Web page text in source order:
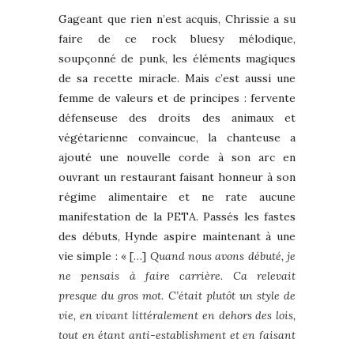
Gageant que rien n’est acquis, Chrissie a su
faire de ce rock bluesy mélodique,
soupçonné de punk, les éléments magiques
de sa recette miracle. Mais c’est aussi une
femme de valeurs et de principes : fervente
défenseuse des droits des animaux et
végétarienne convaincue, la chanteuse a
ajouté une nouvelle corde à son arc en
ouvrant un restaurant faisant honneur à son
régime alimentaire et ne rate aucune
manifestation de la PETA. Passés les fastes
des débuts, Hynde aspire maintenant à une
vie simple : « […] Quand nous avons débuté, je
ne pensais à faire carrière. Ca relevait
presque du gros mot. C’était plutôt un style de
vie, en vivant littéralement en dehors des lois,
tout en étant anti-establishment et en faisant